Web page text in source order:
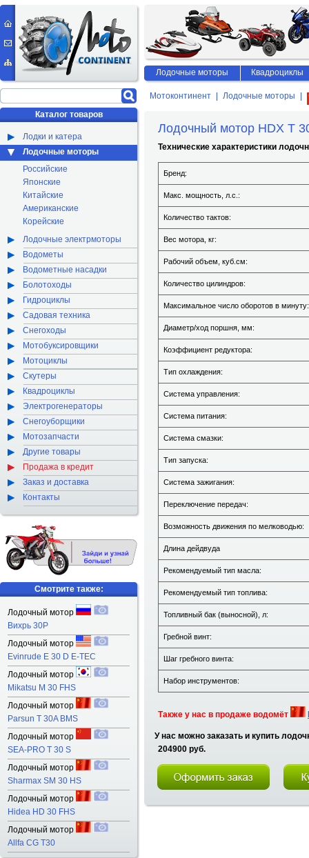
Мотоконтинент Лодочные моторы
Лодочный мотор HDX T
Технические характеристики
Бренд:
Макс. мощность, л.с.:
Количество тактов:
Вес мотора, кг:
Рабочий объем, куб.см:
Количество цилиндров:
Максимальное число оборотов в минуту:
Диаметр/ход поршня, мм:
Коэффициент редуктора:
Тип охлаждения:
Система управления:
Система питания:
Система смазки:
Тип запуска:
Система зажигания:
Переключение передач:
Возможность движения по мелководью:
Длина дейдвуда
Рекомендуемый тип масла:
Рекомендуемый тип топлива:
Топливный бак (выносной), л:
Гребной винт:
Шаг гребного винта:
Набор инструментов:
Также у нас в продаже водомёт
У нас можно заказать и купить
204900 руб.
Каталог товаров
Лодки и катера
Лодочные моторы
Российские
Японские
Китайские
Американские
Корейские
Лодочные электрмоторы
Водометы
Водометные насадки
Болотоходы
Гидроциклы
Садовая техника
Снегоходы
Мотобуксировщики
Мотоциклы
Скутеры
Квадроциклы
Электрогенераторы
Снегоуборщики
Мотозапчасти
Другие товары
Продажа в кредит
Заказ и доставка
Контакты
Смотрите также:
Лодочный мотор
Вихрь 30Р
Лодочный мотор
Evinrude E 30 D E-TEC
Лодочный мотор
Mikatsu M 30 FHS
Лодочный мотор
Parsun T 30A BMS
Лодочный мотор
SEA-PRO T 30 S
Лодочный мотор
Sharmax SM 30 HS
Лодочный мотор
Hidea HD 30 FHS
Лодочный мотор
Allfa CG T30
Лодочные моторы Квадроциклы